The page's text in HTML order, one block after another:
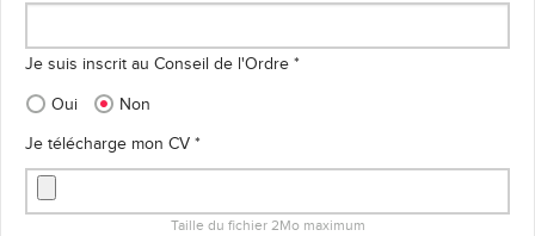
Je suis inscrit au Conseil de l'Ordre *
Oui
Non
Je télécharge mon CV *
Taille du fichier 2Mo maximum